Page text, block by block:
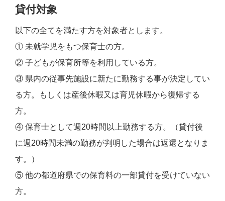
貸付対象
以下の全てを満たす方を対象者とします。
① 未就学児をもつ保育士の方。
② 子どもが保育所等を利用している方。
③ 県内の従事先施設に新たに勤務する事が決定してい
る方。もしくは産後休暇又は育児休暇から復帰する
方。
④ 保育士として週20時間以上勤務する方。（貸付後
に週20時間未満の勤務が判明した場合は返還となりま
す。）
⑤ 他の都道府県での保育料の一部貸付を受けていない
方。